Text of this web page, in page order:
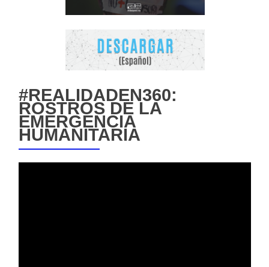
#REALIDADEN360:
ROSTROS DE LA
EMERGENCIA
HUMANITARIA